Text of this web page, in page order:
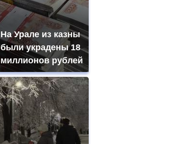
На Урале из казны
были украдены 18
миллионов рублей